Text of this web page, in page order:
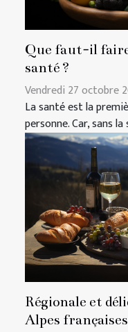
Que faut-il
santé ?
Vendredi 27 octobre
La santé est la
personne. Car, sans
Régionale et
Alpes françaises